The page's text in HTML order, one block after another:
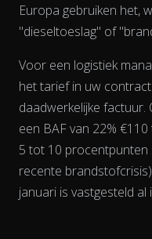
View as data table,
Europa gebruiken het,
"dieseltoeslag" of
Voor een logistiek
het tarief in uw
daadwerkelijke factuur.
een BAF van 22%
5 tot 10 procentpunten
recente
januari is vastgesteld